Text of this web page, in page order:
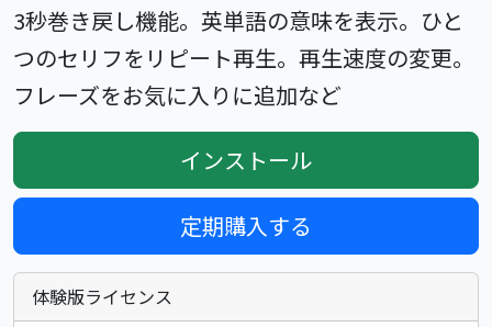
3秒巻き戻し機能。英単語の意味を表示。ひと
つのセリフをリピート再生。再生速度の変更。
フレーズをお気に入りに追加など
インストール
定期購入する
体験版ライセンス